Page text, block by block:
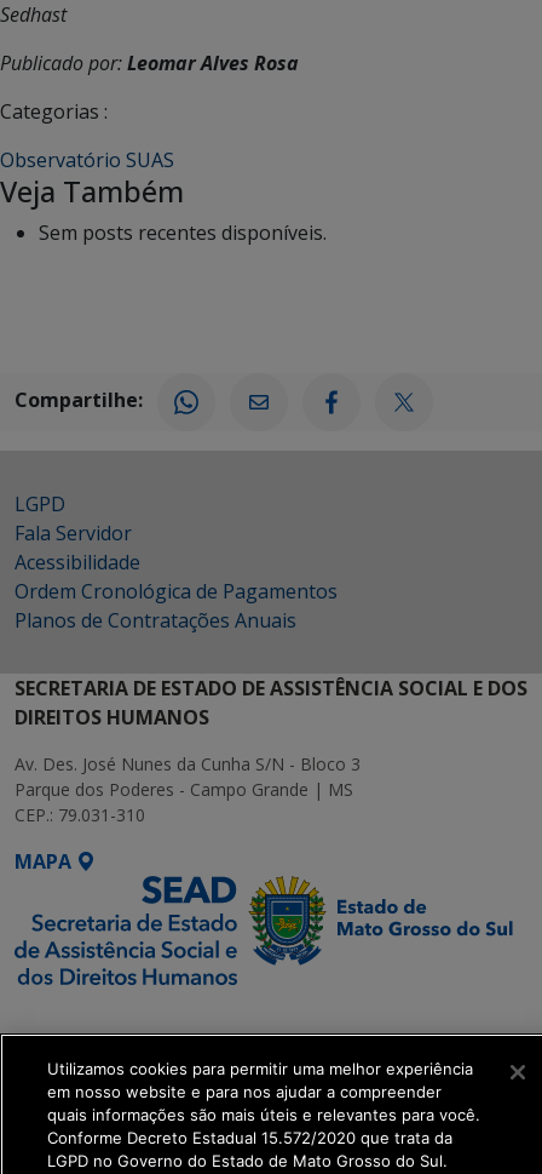
Sedhast
Publicado por:Leomar Alves Rosa
Categorias :
Observatório SUAS
Veja Também
Sem posts recentes disponíveis.
Compartilhe:
LGPD
Fala Servidor
Acessibilidade
Ordem Cronológica de Pagamentos
Planos de Contratações Anuais
SECRETARIA DE ESTADO DE ASSISTÊNCIA SOCIAL E DOS
DIREITOS HUMANOS
Av. Des. José Nunes da Cunha S/N - Bloco 3
Parque dos Poderes - Campo Grande | MS
CEP.: 79.031-310
MAPA
Executiva de
Transformação Digital
get_footer();
Utilizamos cookies para permitir uma melhor experiência
em nosso website e para nos ajudar a compreender
quais informações são mais úteis e relevantes para você.
Conforme Decreto Estadual 15.572/2020 que trata da
LGPD no Governo do Estado de Mato Grosso do Sul.